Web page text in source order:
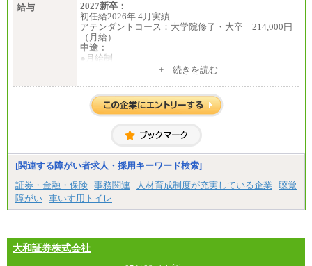
給与
2027新卒：
初任給2026年 4月実績
アテンダントコース：大学院修了・大卒 214,000円
（月給）
中途：
●月給制
月給：185,000円～250,000円 (想定年収：230万円 ～
（163時間/月）
※勤務地、経験により異なります。
+ 続きを読む
[関連する障がい者求人・採用キーワード検索]
証券・金融・保険 事務関連 人材育成制度が充実している企業
聴覚
障がい 車いす用トイレ
大和証券株式会社